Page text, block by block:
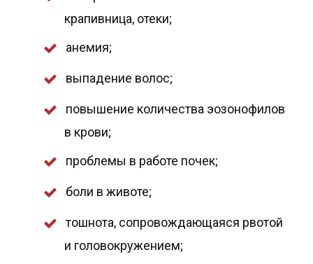
крапивница, отеки;
анемия;
выпадение волос;
повышение количества эозонофилов
в крови;
проблемы в работе почек;
боли в животе;
тошнота, сопровождающаяся рвотой
и головокружением;